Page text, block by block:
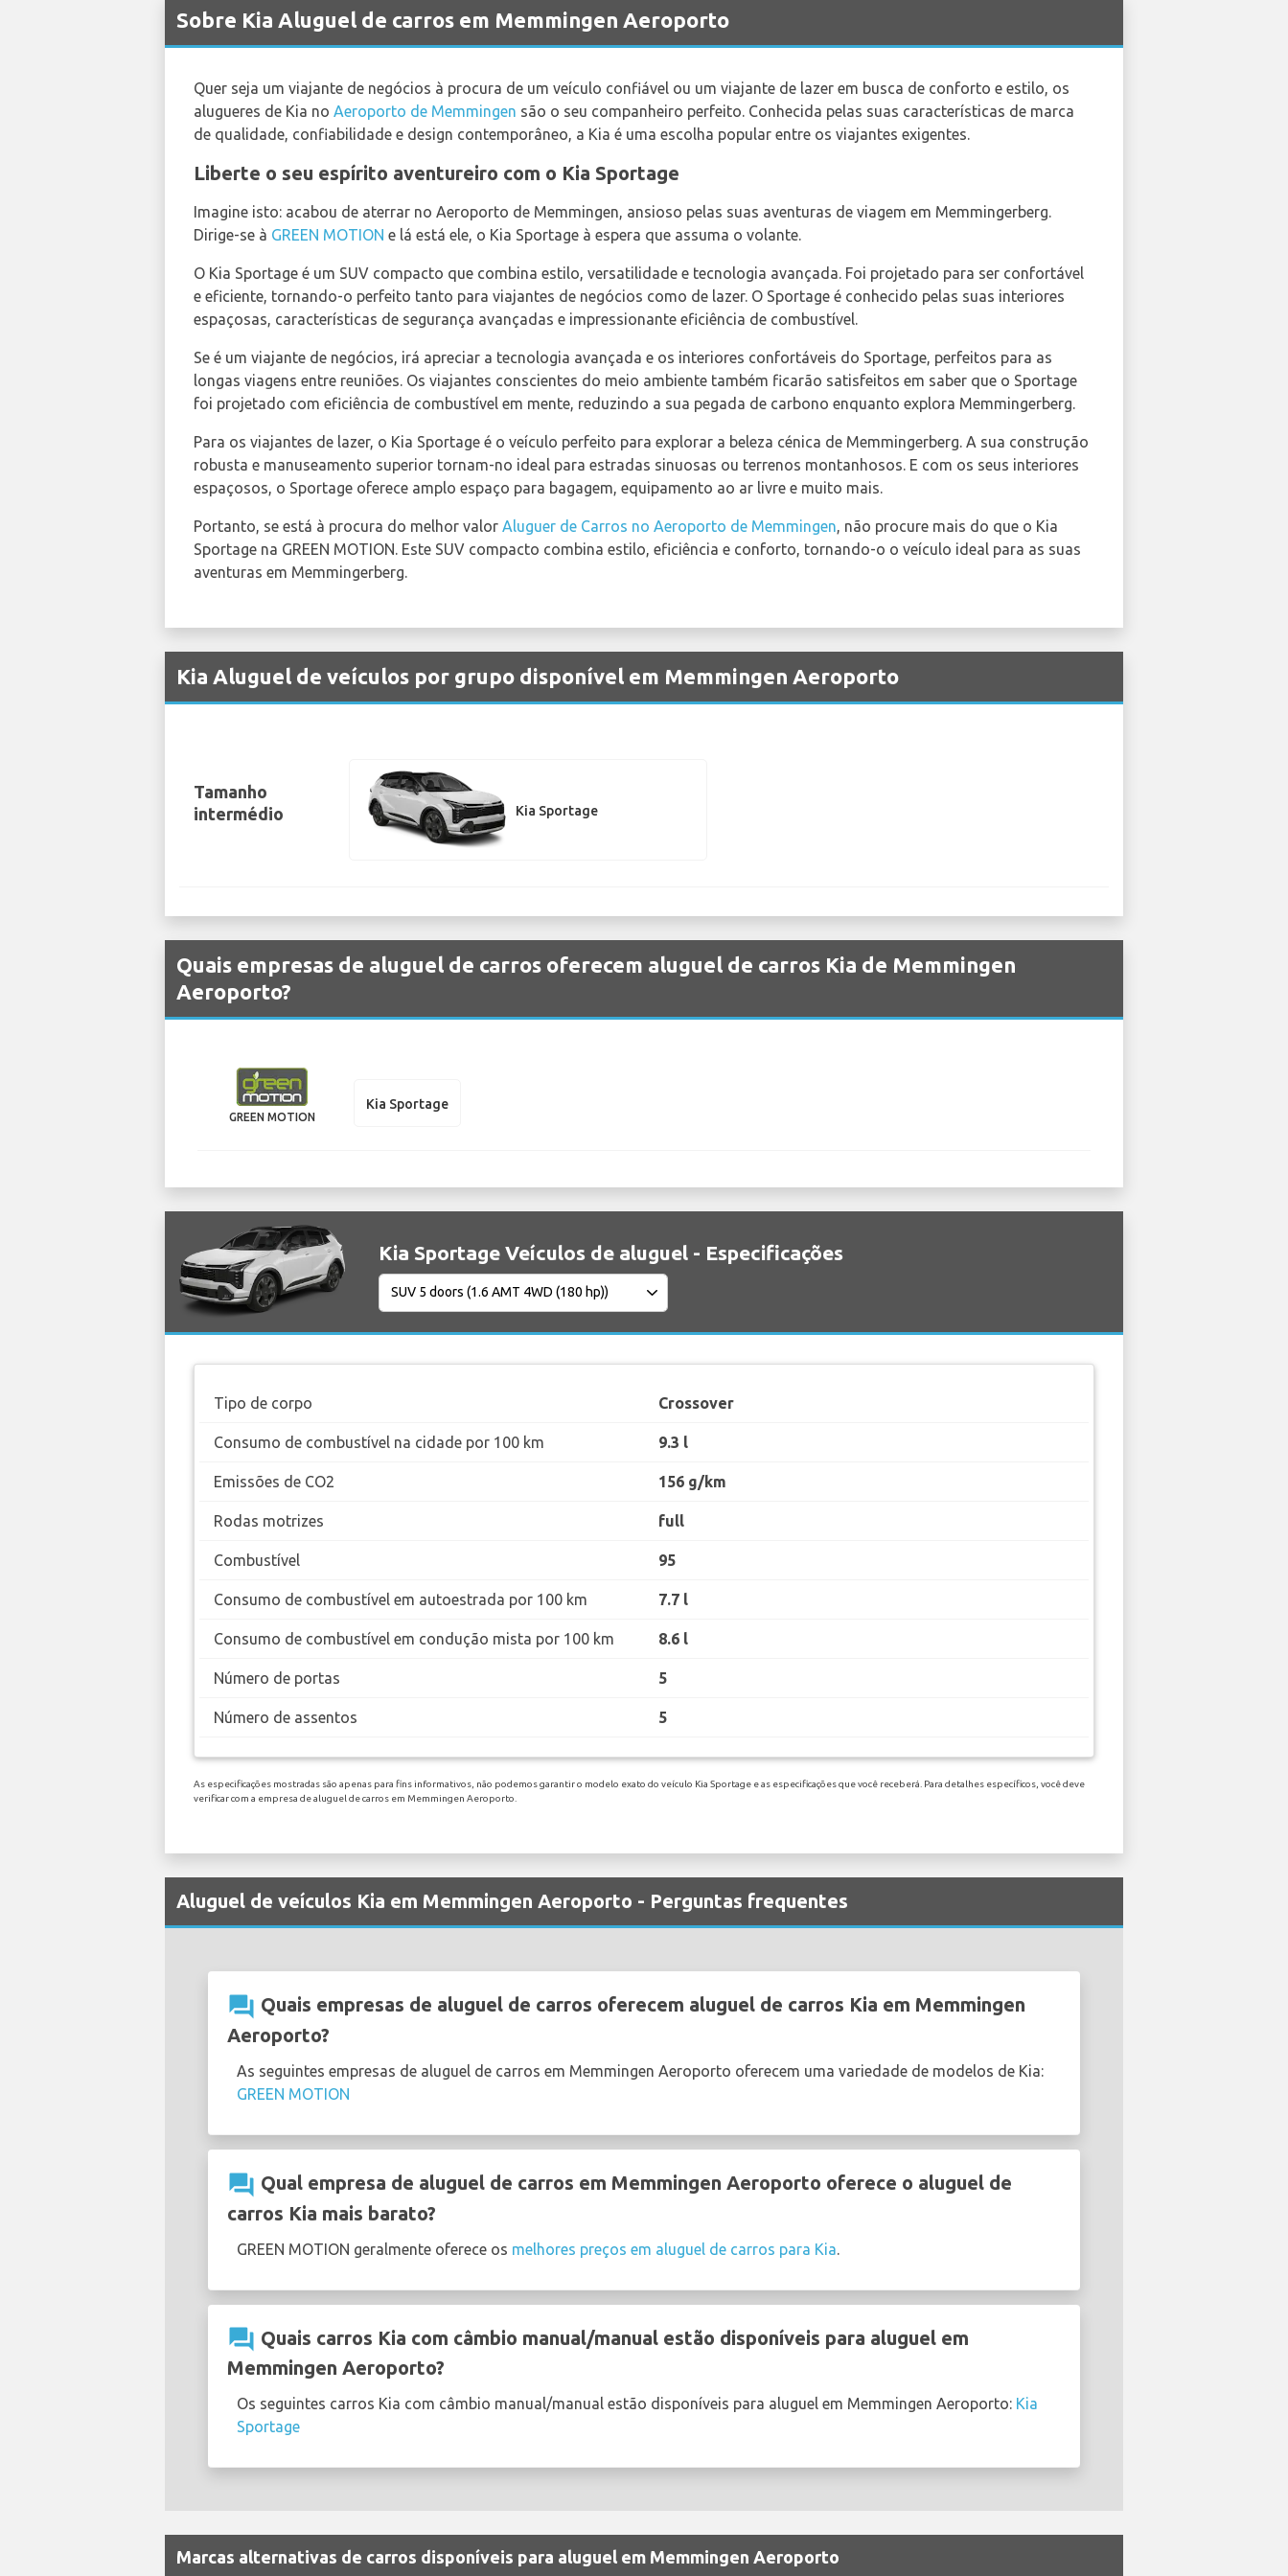
Sobre Kia Aluguel de carros em Memmingen Aeroporto
Quer seja um viajante de negócios à procura de um veículo confiável ou um viajante de lazer em busca de conforto e estilo, os
alugueres de Kia no Aeroporto de Memmingen são o seu companheiro perfeito. Conhecida pelas suas características de marca
de qualidade, confiabilidade e design contemporâneo, a Kia é uma escolha popular entre os viajantes exigentes.
Liberte o seu espírito aventureiro com o Kia Sportage
Imagine isto: acabou de aterrar no Aeroporto de Memmingen, ansioso pelas suas aventuras de viagem em Memmingerberg.
Dirige-se à GREEN MOTION e lá está ele, o Kia Sportage à espera que assuma o volante.
O Kia Sportage é um SUV compacto que combina estilo, versatilidade e tecnologia avançada. Foi projetado para ser confortável
e eficiente, tornando-o perfeito tanto para viajantes de negócios como de lazer. O Sportage é conhecido pelas suas interiores
espaçosas, características de segurança avançadas e impressionante eficiência de combustível.
Se é um viajante de negócios, irá apreciar a tecnologia avançada e os interiores confortáveis do Sportage, perfeitos para as
longas viagens entre reuniões. Os viajantes conscientes do meio ambiente também ficarão satisfeitos em saber que o Sportage
foi projetado com eficiência de combustível em mente, reduzindo a sua pegada de carbono enquanto explora Memmingerberg.
Para os viajantes de lazer, o Kia Sportage é o veículo perfeito para explorar a beleza cénica de Memmingerberg. A sua construção
robusta e manuseamento superior tornam-no ideal para estradas sinuosas ou terrenos montanhosos. E com os seus interiores
espaçosos, o Sportage oferece amplo espaço para bagagem, equipamento ao ar livre e muito mais.
Portanto, se está à procura do melhor valor Aluguer de Carros no Aeroporto de Memmingen, não procure mais do que o Kia
Sportage na GREEN MOTION. Este SUV compacto combina estilo, eficiência e conforto, tornando-o o veículo ideal para as suas
aventuras em Memmingerberg.
Kia Aluguel de veículos por grupo disponível em Memmingen Aeroporto
Tamanho
intermédio
Kia Sportage
Quais empresas de aluguel de carros oferecem aluguel de carros Kia de Memmingen
Aeroporto?
GREEN MOTION
Kia Sportage
Kia Sportage Veículos de aluguel - Especificações
Tipo de corpo Crossover
Consumo de combustível na cidade por 100 km 9.3 l
Emissões de CO2 156 g/km
Rodas motrizes full
Combustível 95
Consumo de combustível em autoestrada por 100 km 7.7 l
Consumo de combustível em condução mista por 100 km 8.6 l
Número de portas 5
Número de assentos 5
As especificações mostradas são apenas para fins informativos, não podemos garantir o modelo exato do veículo Kia Sportage e as especificações que você receberá. Para detalhes específicos, você deve
verificar com a empresa de aluguel de carros em Memmingen Aeroporto.
Aluguel de veículos Kia em Memmingen Aeroporto - Perguntas frequentes
question_answer Quais empresas de aluguel de carros oferecem aluguel de carros Kia em Memmingen
Aeroporto?
As seguintes empresas de aluguel de carros em Memmingen Aeroporto oferecem uma variedade de modelos de Kia:
GREEN MOTION
question_answer Qual empresa de aluguel de carros em Memmingen Aeroporto oferece o aluguel de
carros Kia mais barato?
GREEN MOTION geralmente oferece os melhores preços em aluguel de carros para Kia
question_answer Quais carros Kia com câmbio manual/manual estão disponíveis para aluguel em
Memmingen Aeroporto?
Os seguintes carros Kia com câmbio manual/manual estão disponíveis para aluguel em Memmingen Aeroporto: Kia
Sportage
Marcas alternativas de carros disponíveis para aluguel em Memmingen Aeroporto